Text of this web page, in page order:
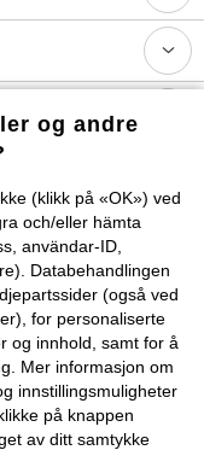
på
Cookie-innstillinger
og andre
(klikk på «OK») ved
och/eller hämta
användar-ID,
Databehandlingen
(også ved
for personaliserte
og innhold, samt for å
Mer informasjon om
innstillingsmuligheter
på knappen
av ditt samtykke